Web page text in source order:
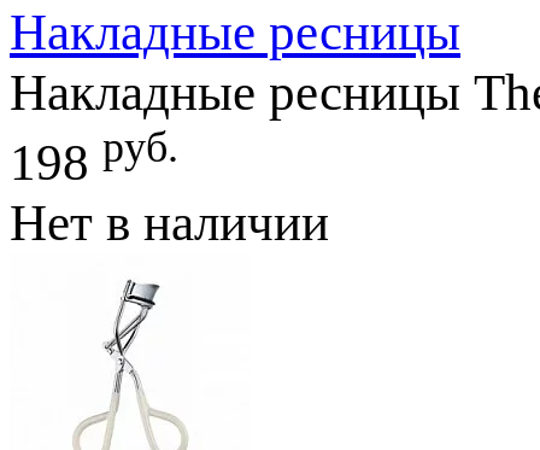
Накладные ресницы
Накладные ресницы
198 руб.
Нет в наличии